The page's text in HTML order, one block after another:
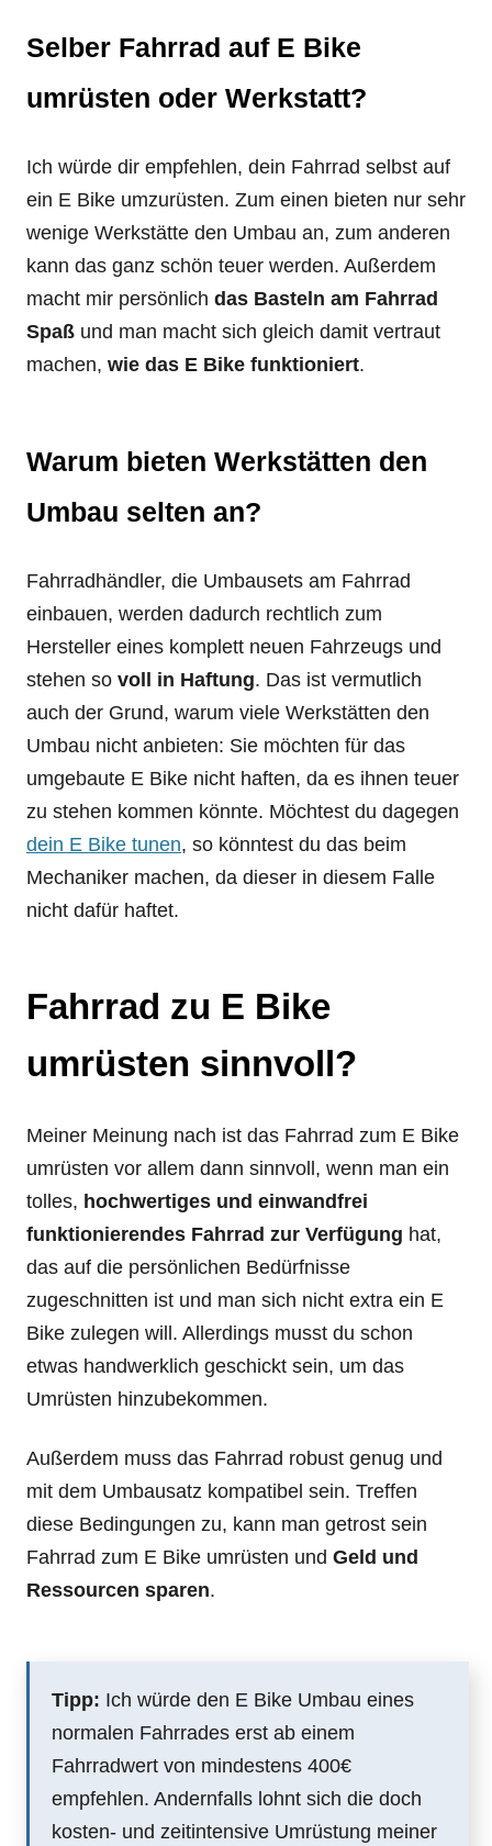
Selber Fahrrad auf E Bike
umrüsten oder Werkstatt?
Ich würde dir empfehlen, dein Fahrrad selbst auf
ein E Bike umzurüsten. Zum einen bieten nur sehr
wenige Werkstätte den Umbau an, zum anderen
kann das ganz schön teuer werden. Außerdem
macht mir persönlich das Basteln am Fahrrad
Spaß und man macht sich gleich damit vertraut
machen, wie das E Bike funktioniert.
Warum bieten Werkstätten den
Umbau selten an?
Fahrradhändler, die Umbausets am Fahrrad
einbauen, werden dadurch rechtlich zum
Hersteller eines komplett neuen Fahrzeugs und
stehen so voll in Haftung. Das ist vermutlich
auch der Grund, warum viele Werkstätten den
Umbau nicht anbieten: Sie möchten für das
umgebaute E Bike nicht haften, da es ihnen teuer
zu stehen kommen könnte. Möchtest du dagegen
dein E Bike tunen, so könntest du das beim
Mechaniker machen, da dieser in diesem Falle
nicht dafür haftet.
Fahrrad zu E Bike
umrüsten sinnvoll?
Meiner Meinung nach ist das Fahrrad zum E Bike
umrüsten vor allem dann sinnvoll, wenn man ein
tolles, hochwertiges und einwandfrei
funktionierendes Fahrrad zur Verfügung hat,
das auf die persönlichen Bedürfnisse
zugeschnitten ist und man sich nicht extra ein E
Bike zulegen will. Allerdings musst du schon
etwas handwerklich geschickt sein, um das
Umrüsten hinzubekommen.
Außerdem muss das Fahrrad robust genug und
mit dem Umbausatz kompatibel sein. Treffen
diese Bedingungen zu, kann man getrost sein
Fahrrad zum E Bike umrüsten und Geld und
Ressourcen sparen.
Tipp: Ich würde den E Bike Umbau eines
normalen Fahrrades erst ab einem
Fahrradwert von mindestens 400€
empfehlen. Andernfalls lohnt sich die doch
kosten- und zeitintensive Umrüstung meiner